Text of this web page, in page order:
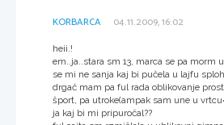
KORBARCA 04.11.2009, 16:02
heii.!
em..ja..stara sm 13, marca se pa morm
se mi ne sanja kaj bi pučela u lajfu
drgač mam pa ful rada oblikovanje
šport, pa utroke(ampak sam une u
ja kaj bi mi pripuročal??